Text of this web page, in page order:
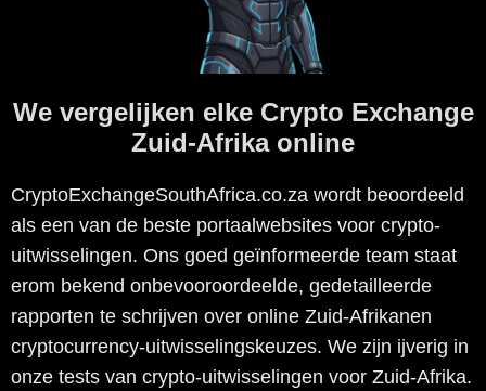
We vergelijken elke Crypto Exchange
Zuid-Afrika online
CryptoExchangeSouthAfrica.co.za wordt beoordeeld
als een van de beste portaalwebsites voor crypto-
uitwisselingen. Ons goed geïnformeerde team staat
erom bekend onbevooroordeelde, gedetailleerde
rapporten te schrijven over online Zuid-Afrikanen
cryptocurrency-uitwisselingskeuzes. We zijn ijverig in
onze tests van crypto-uitwisselingen voor Zuid-Afrika.